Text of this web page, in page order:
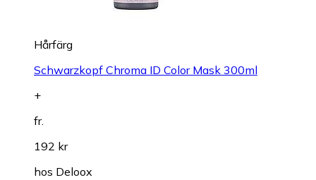
Hårfärg
Schwarzkopf Chroma ID Color Mask 300ml
+
fr.
192 kr
hos Deloox